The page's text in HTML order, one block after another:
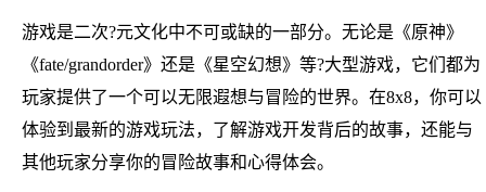
游戏是二次?元文化中不可或缺的一部分。无论是《原神》
《fate/grandorder》还是《星空幻想》等?大型游戏，它们都为
玩家提供了一个可以无限遐想与冒险的世界。在8x8，你可以
体验到最新的游戏玩法，了解游戏开发背后的故事，还能与
其他玩家分享你的冒险故事和心得体会。